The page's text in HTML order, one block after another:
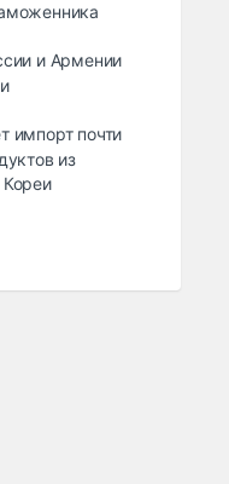
и Армении
импорт почти
из